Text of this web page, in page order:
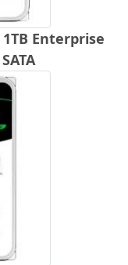
1TB Enterprise